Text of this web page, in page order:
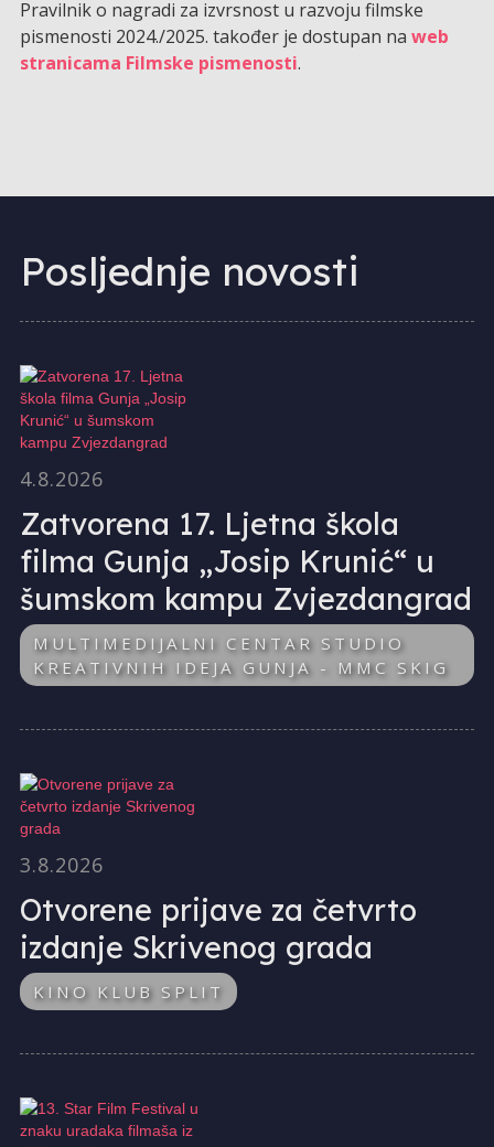
Pravilnik o nagradi za izvrsnost u razvoju filmske
pismenosti 2024./2025. također je dostupan na web
stranicama Filmske pismenosti.
Posljednje novosti
4.8.2026
Zatvorena 17. Ljetna škola
filma Gunja „Josip Krunić“ u
šumskom kampu Zvjezdangrad
MULTIMEDIJALNI CENTAR STUDIO
KREATIVNIH IDEJA GUNJA - MMC SKIG
3.8.2026
Otvorene prijave za četvrto
izdanje Skrivenog grada
KINO KLUB SPLIT